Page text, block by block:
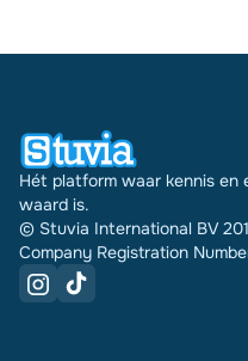
Hét platform waar kennis en
waard is.
© Stuvia International BV
Company Registration